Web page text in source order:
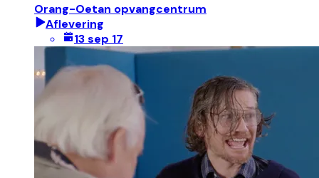
Orang-Oetan opvangcentrum
Aflevering
13 sep 17